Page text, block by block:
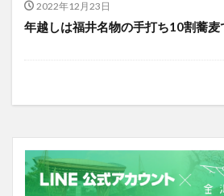
2022年12月23日
年越しは福井名物の手打ち10割蕎麦